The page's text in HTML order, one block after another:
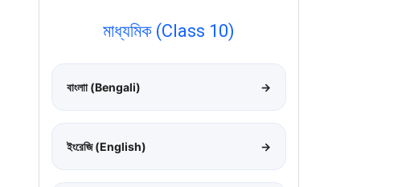
মাধ্যমিক (Class 10)
বাংলাা (Bengali) →
ইংরেজি (English) →